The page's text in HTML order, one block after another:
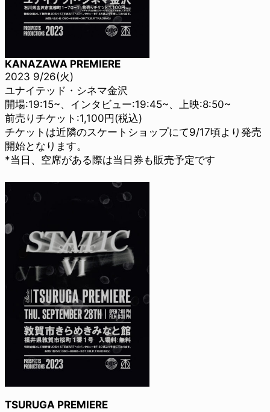
KANAZAWA PREMIERE
2023 9/26(火)
ユナイテッド・シネマ金沢
開場:19:15~、インタビュー:19:45~、上映:8:50~
前売りチケット:1,100円(税込)
チケットは近隣のスケートショップにて9/17頃より発売
開始となります。
*当日、空席がある際は当日券も販売予定です
TSURUGA PREMIERE